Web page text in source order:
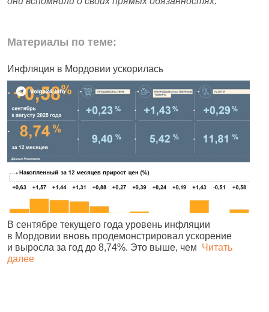
Материалы по теме:
Инфляция в Мордовии ускорилась
В сентябре текущего года уровень инфляции
в Мордовии вновь продемонстрировал ускорение
и выросла за год до 8,74%. Это выше, чем Читать
далее